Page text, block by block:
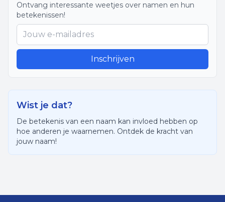
Ontvang interessante weetjes over namen en hun
betekenissen!
Inschrijven
Wist je dat?
De betekenis van een naam kan invloed hebben op
hoe anderen je waarnemen. Ontdek de kracht van
jouw naam!